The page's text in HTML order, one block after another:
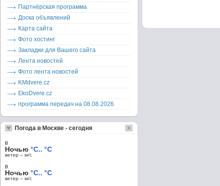
Партнёрская программа
Доска объявлений
Карта сайта
Фото хостинг
Закладки для Вашего сайта
Лента новостей
Фото лента новостей
KMdvere.cz
EkoDvere.cz
программа передач на 08.08.2026
Погода в Москве - сегодня
в
Ночью °C.. °C
ветер – м/c
в
Ночью °C.. °C
ветер – м/c